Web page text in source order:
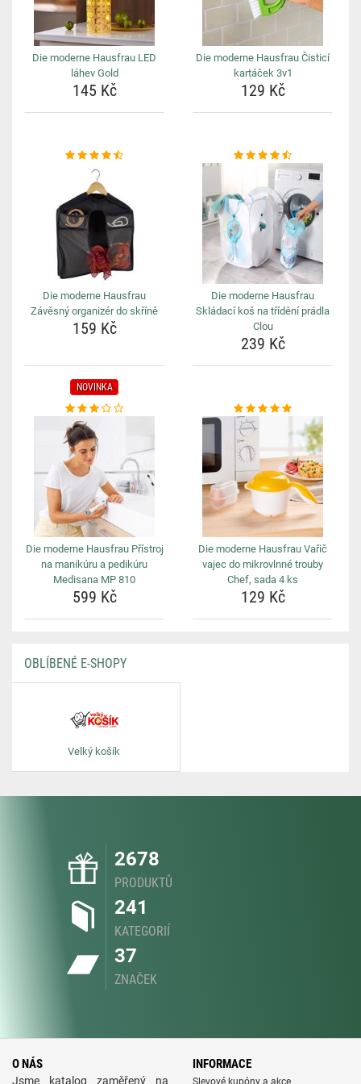
Die moderne Hausfrau LED
láhev Gold
145 Kč
Die moderne Hausfrau Čisticí
kartáček 3v1
129 Kč
Die moderne Hausfrau
Závěsný organizér do skříně
159 Kč
Die moderne Hausfrau
Skládací koš na třídění prádla
Clou
239 Kč
NOVINKA
Die moderne Hausfrau Přístroj
na manikúru a pedikúru
Medisana MP 810
599 Kč
Die moderne Hausfrau Vařič
vajec do mikrovlnné trouby
Chef, sada 4 ks
129 Kč
OBLÍBENÉ E-SHOPY
Velký košík
2678
PRODUKTŮ
241
KATEGORIÍ
37
ZNAČEK
O NÁS
Jsme katalog zaměřený na
INFORMACE
Slevové kupóny a akce